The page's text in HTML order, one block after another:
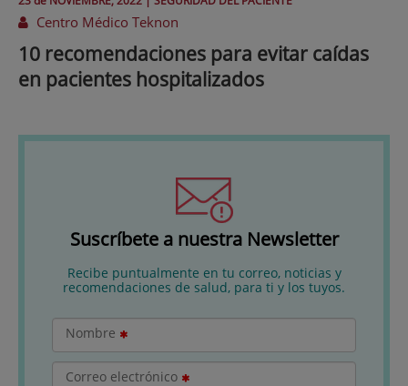
Centro Médico Teknon
10 recomendaciones para evitar caídas
en pacientes hospitalizados
Suscríbete a nuestra Newsletter
Recibe puntualmente en tu correo, noticias y
recomendaciones de salud, para ti y los tuyos.
Nombre
Correo electrónico